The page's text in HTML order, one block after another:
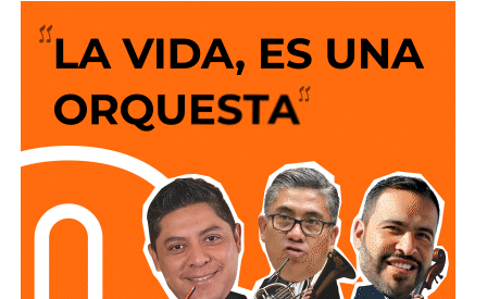
ingenieros viales o expertos de turno la solución
siempre es que el peatón suba y baje 200 escalones
de horribles estructuras de hierroo que los autos
sigan a 100 km/h sobre un puente o paso a desnivel.
No soy un experto en ingeniería urbana, por lo que no
pretendo entrar en detalles técnicos de si está bien o mal
hecho, por eso me centro en losdebates que quieren
forzar las páginas de Facebookque se llaman medios
de prensa.
Pocas veces he visto medios cuestionar la constante